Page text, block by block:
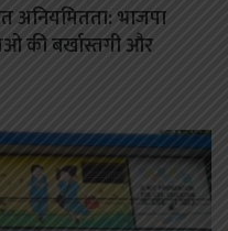
अनियमितता: भाजपा
की बर्खास्तगी और